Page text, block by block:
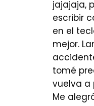
jajajaja,
escribir
en el
mejor.
tomé
vuelva a
Me